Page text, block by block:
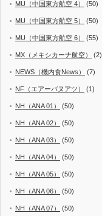
MU（中国東方航空 4） (50)
MU（中国東方航空 5） (50)
MU（中国東方航空 6） (55)
MX（メキシカーナ航空） (2)
NEWS（機内食News） (7)
NF（エアーバヌアツ） (1)
NH（ANA 01） (50)
NH（ANA 02） (50)
NH（ANA 03） (50)
NH（ANA 04） (50)
NH（ANA 05） (50)
NH（ANA 06） (50)
NH（ANA 07） (50)